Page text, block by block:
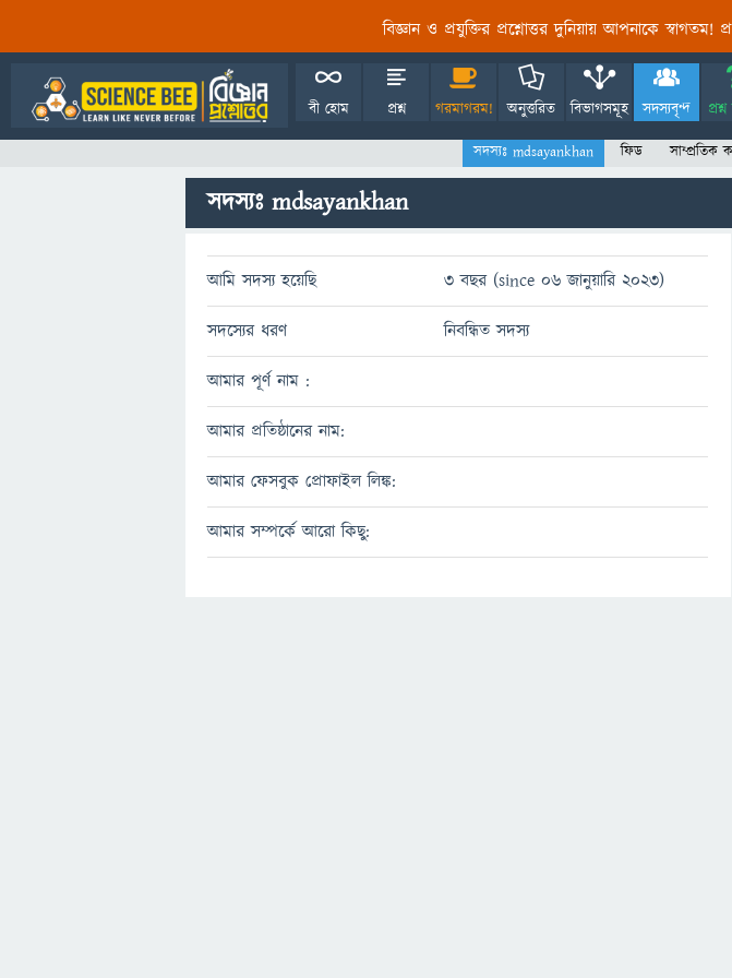
বিজ্ঞান ও প্রযুক্তির প্রশ্নোত্তর দুনিয়ায় আপনাকে স্বাগতম!
বী হোম প্রশ্ন গরমাগরম! অনুত্তরিত বিভাগসমূহ সদস্যবৃন্দ
সদস্যঃ mdsayankhan ফিড সাম্প্রতিক
সদস্যঃ mdsayankhan
আমি সদস্য হয়েছি 3 বছর (since 06 জানুয়ারি 2023)
সদস্যের ধরণ নিবন্ধিত সদস্য
আমার পূর্ণ নাম :
আমার প্রতিষ্ঠানের নাম:
আমার ফেসবুক প্রোফাইল লিঙ্ক:
আমার সম্পর্কে আরো কিছু: